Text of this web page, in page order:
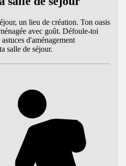
un lieu de création. Ton oasis
avec goût. Défoule-toi
d'aménagement
salle de séjour.